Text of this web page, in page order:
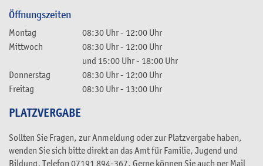
Öffnungszeiten
Montag 08:30 Uhr- 12:00 Uhr
Mittwoch
08:30 Uhr- 12:00 Uhr
und 15:00 Uhr- 18:00 Uhr
Donnerstag
08:30 Uhr- 12:00 Uhr
Freitag
08:30 Uhr- 13:00 Uhr
PLATZVERGABE
Sollten Sie Fragen, zur Anmeldung oder zur Platzvergabe haben,
wenden Sie sich bitte direkt an das Amt für Familie, Jugend und
Bildung, Telefon 07191 894-367. Gerne können Sie auch per Mail